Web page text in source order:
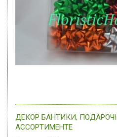
ДЕКОР БАНТИКИ,
АССОРТИМЕНТЕ